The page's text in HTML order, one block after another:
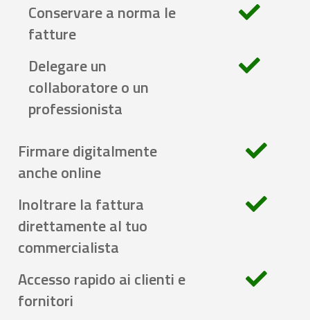
Conservare a norma le
fatture
Delegare un
collaboratore o un
professionista
Firmare digitalmente
anche online
Inoltrare la fattura
direttamente al tuo
commercialista
Accesso rapido ai clienti e
fornitori